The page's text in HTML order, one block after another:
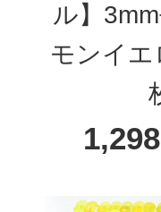
ル】
モンイエ